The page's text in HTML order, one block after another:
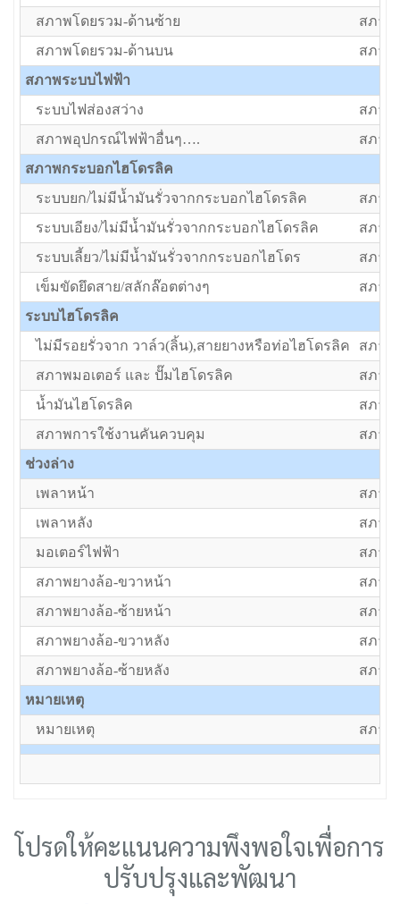
สภาพโดยรวม-ด้านซ้าย
สภาพ
สภาพโดยรวม-ด้านบน
สภาพ
สภาพระบบไฟฟ้า
ระบบไฟส่องสว่าง
สภาพ
สภาพอุปกรณ์ไฟฟ้าอื่นๆ….
สภาพ
สภาพกระบอกไฮโดรลิค
ระบบยก/ไม่มีน้ำมันรั่วจากกระบอกไฮโดรลิค
สภาพ
ระบบเอียง/ไม่มีน้ำมันรั่วจากกระบอกไฮโดรลิค
สภาพ
ระบบเลี้ยว/ไม่มีน้ำมันรั่วจากกระบอกไฮโดร
สภาพ
เข็มขัดยึดสาย/สลักล๊อตต่างๆ
สภาพ
ระบบไฮโดรลิค
ไม่มีรอยรั่วจาก วาล์ว(ลิ้น),สายยางหรือท่อไฮโดรลิค
สภาพ
สภาพมอเตอร์ และ ปั๊มไฮโดรลิค
สภาพ
น้ำมันไฮโดรลิค
สภาพ
สภาพการใช้งานคันควบคุม
สภาพ
ช่วงล่าง
เพลาหน้า
สภาพ
เพลาหลัง
สภาพ
มอเตอร์ไฟฟ้า
สภาพ
สภาพยางล้อ-ขวาหน้า
สภาพ
สภาพยางล้อ-ซ้ายหน้า
สภาพ
สภาพยางล้อ-ขวาหลัง
สภาพ
สภาพยางล้อ-ซ้ายหลัง
สภาพ
หมายเหตุ
หมายเหตุ
สภาพ
โปรดให้คะแนนความพึงพอใจเพื่อการ
ปรับปรุงและพัฒนา